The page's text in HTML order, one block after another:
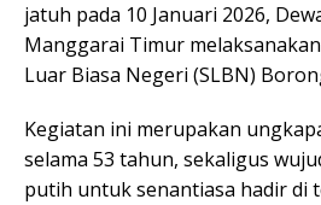
jatuh pada 10 Januari 2026,
Manggarai Timur
Luar Biasa Negeri (SLBN)
Kegiatan ini merupakan
selama 53 tahun, sekaligus
putih untuk senantiasa hadir di